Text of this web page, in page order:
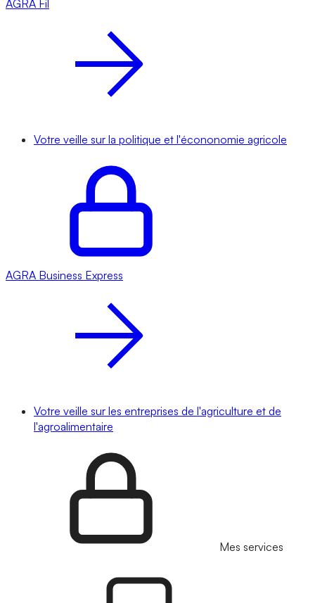
AGRA Fil
Votre veille sur la politique et l'écononomie agricole
AGRA Business Express
Votre veille sur les entreprises de l'agriculture et de
l'agroalimentaire
Mes services